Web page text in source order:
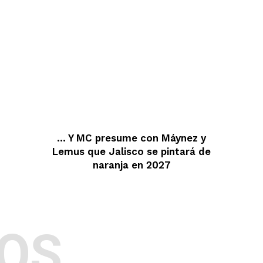
… Y MC presume con Máynez y
Lemus que Jalisco se pintará de
naranja en 2027